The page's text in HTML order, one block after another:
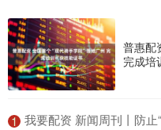
普惠配
完成培
1 我要配资 新闻周刊丨防止“